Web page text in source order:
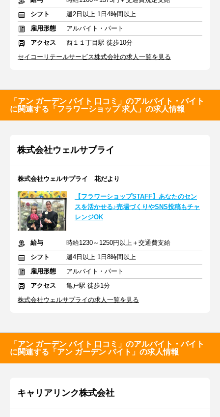
シフト
週2日以上 1日4時間以上
雇用形態
アルバイト・パート
アクセス
西１１丁目駅 徒歩10分
セイコーリテールサービス株式会社の求人一覧を見る
「アン ガーデン バイト 口コミ」のアルバイト・バイト
に関連する「フラワーショップ 求人」の求人情報
株式会社ウェルサプライ
株式会社ウェルサプライ 花だより
【フラワーショップSTAFF】あなたのセン
スを活かせる♪売場づくりやSNS投稿もチャ
レンジOK
給与
時給1230～1250円以上＋交通費支給
シフト
週4日以上 1日8時間以上
雇用形態
アルバイト・パート
アクセス
亀戸駅 徒歩1分
株式会社ウェルサプライの求人一覧を見る
「アン ガーデン バイト 口コミ」のアルバイト・バイト
に関連する「アン ガーデン バイト」の求人情報
キャリアリンク株式会社